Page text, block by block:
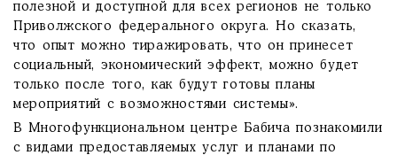
полезной и доступной для всех регионов не только
Приволжского федерального округа. Но сказать,
что опыт можно тиражировать, что он принесет
социальный, экономический эффект, можно будет
только после того, как будут готовы планы
мероприятий с возможностями системы».
В Многофункциональном центре Бабича познакомили
с видами предоставляемых услуг и планами по